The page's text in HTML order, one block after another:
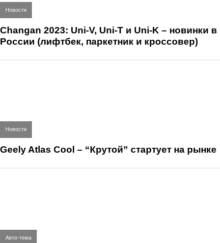
Новости
Changan 2023: Uni-V, Uni-T и Uni-K – новинки в
России (лифтбек, паркетник и кроссовер)
Новости
Geely Atlas Cool – “Крутой” стартует на рынке
Авто-тема